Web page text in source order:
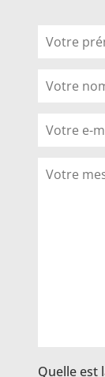
Quelle est